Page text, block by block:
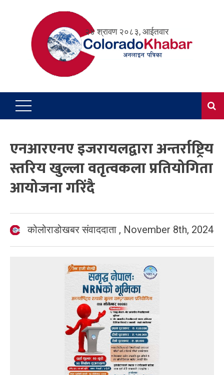
२४ श्रावण २०८३, आईतवार
एनआरएनए इजरायलद्वारा अन्तर्राष्ट्रिय
स्तरिय खुल्ला वतृत्वकला प्रतियोगिता
आयोजना गरिंदै
कोलोराडोखबर संवाददाता , November 8th, 2024